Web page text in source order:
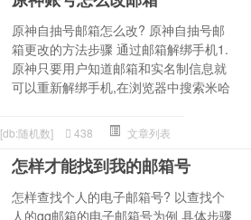
原神自抽号邮箱怎么改? 原神自抽号邮
箱更改的方法步骤 通过邮箱解绑手机1.
原神只要用户知道邮箱和实名制信息就
可以重新解绑手机,在浏览器中搜索米哈
[db:随机数] 438 文章列表
怎样才能找到我的邮箱号
怎样查找个人的电子邮箱号? 以查找个
人的qq邮箱的电子邮箱号为例 具体步骤